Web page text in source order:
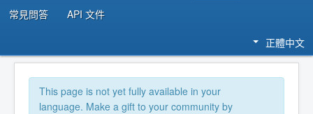
常見問答 API 文件
正體中文
This page is not yet fully available in your
language. Make a gift to your community by